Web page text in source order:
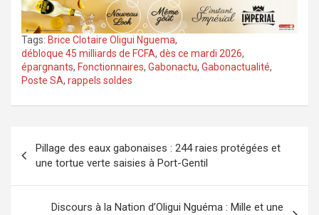
Tags: Brice Clotaire Oligui Nguema,
débloque 45 milliards de FCFA, dès ce mardi 2026,
épargnants, Fonctionnaires, Gabonactu, Gabonactualité,
Poste SA, rappels soldes
de
l’article
Pillage des eaux gabonaises : 244 raies protégées et
une tortue verte saisies à Port-Gentil
Discours à la Nation d’Oligui Nguéma : Mille et une